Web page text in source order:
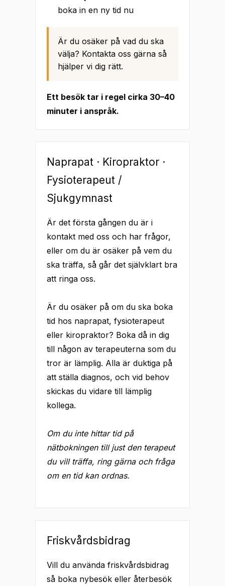
boka in en ny tid nu
Är du osäker på vad du ska
välja? Kontakta oss gärna så
hjälper vi dig rätt.
Ett besök tar i regel cirka 30–40
minuter i anspråk.
Naprapat · Kiropraktor ·
Fysioterapeut /
Sjukgymnast
Är det första gången du är i
kontakt med oss och har frågor,
eller om du är osäker på vem du
ska träffa, så går det självklart bra
att ringa oss.
Är du osäker på om du ska boka
tid hos naprapat, fysioterapeut
eller kiropraktor? Boka då in dig
till någon av terapeuterna som du
tror är lämplig. Alla är duktiga på
att ställa diagnos, och vid behov
skickas du vidare till lämplig
kollega.
Om du inte hittar tid på
nätbokningen till just den terapeut
du vill träffa, ring gärna och fråga
om en tid kan ordnas.
Friskvårdsbidrag
Vill du använda friskvårdsbidrag
så boka nybesök eller återbesök